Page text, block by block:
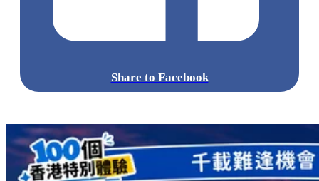
Share to Facebook